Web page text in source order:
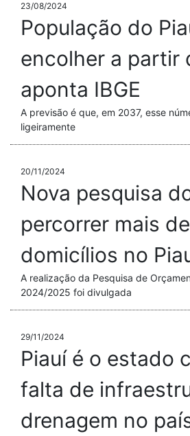
23/08/2024
População do
encolher a partir
aponta IBGE
A previsão é que, em 2037, esse
ligeiramente
20/11/2024
Nova pesquisa
percorrer mais
domicílios no
A realização da Pesquisa de
2024/2025 foi divulgada
29/11/2024
Piauí é o estado
falta de
drenagem no